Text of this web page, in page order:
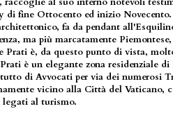
di fine Ottocento ed inizio
fa da pendant
ma più marcatamente
Prati è, da questo punto di vista,
è un elegante zona residenziale
di Avvocati per via dei numerosi
vicino alla Città del Vaticano,
legati al turismo.